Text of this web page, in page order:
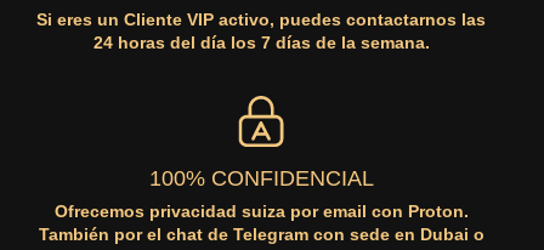
Si eres un Cliente VIP activo, puedes contactarnos las
24 horas del día los 7 días de la semana.
100% CONFIDENCIAL
Ofrecemos privacidad suiza por email con Proton.
También por el chat de Telegram con sede en Dubai o